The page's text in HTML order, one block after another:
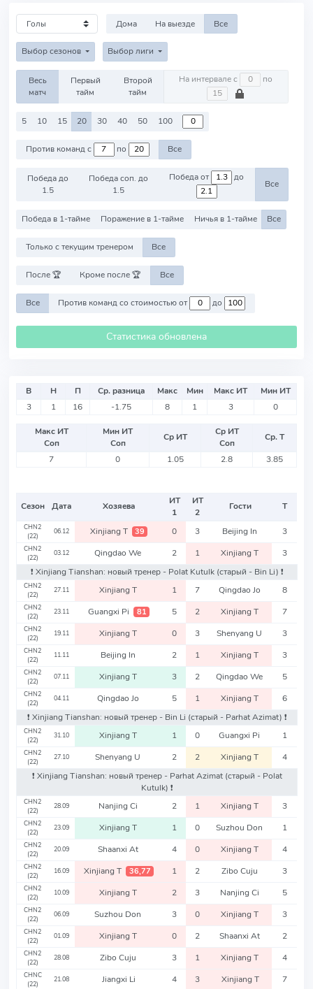
Дома На выезде Все
Выбор сезонов Выбор лиги
Весь
матч
Первый
тайм
Второй
тайм
На интервале с по
5 10 15 20 30 40 50 100
Против команд с по Все
Победа до
1.5
Победа соп. до
1.5
Победа от до
Все
Победа в 1-тайме Поражение в 1-тайме Ничья в 1-тайме Все
Только с текущим тренером Все
После 🏆 Кроме после 🏆 Все
Все Против команд со стоимостью от до
Статистика обновлена
В Н П Ср. разница Макс Мин Макс ИТ
Мин ИТ
3
1 16 -1.75 8 1 3 0
Макс ИТ
Соп
Мин ИТ
Соп
Ср ИТ
Ср ИТ
Соп
Ср. Т
7
0 1.05 2.8 3.85
Сезон Дата Хозяева
ИТ
1
ИТ
2
Гости Т
CHN2
(22)
06.12 Xinjiang T 39 0 3 Beijing In 3
CHN2
(22)
03.12 Qingdao We 2 1 Xinjiang T
3
❗️ Xinjiang Tianshan: новый тренер - Polat Kutulk (старый - Bin Li) ❗️
CHN2
(22)
27.11 Xinjiang T 1 7 Qingdao Jo 8
CHN2
(22)
23.11 Guangxi Pi 81 5 2 Xinjiang T 7
CHN2
(22)
19.11 Xinjiang T 0 3 Shenyang U 3
CHN2
(22)
11.11 Beijing In 2 1 Xinjiang T 3
CHN2
(22)
07.11 Xinjiang T 3 2 Qingdao We 5
CHN2
(22)
04.11 Qingdao Jo 5 1 Xinjiang T
6
❗️ Xinjiang Tianshan: новый тренер - Bin Li (старый - Parhat Azimat) ❗️
CHN2
(22)
31.10 Xinjiang T 1 0 Guangxi Pi 1
CHN2
(22)
27.10 Shenyang U 2 2 Xinjiang T
4
❗️ Xinjiang Tianshan: новый тренер - Parhat Azimat (старый - Polat
Kutulk) ❗️
CHN2
(22)
28.09 Nanjing Ci 2 1 Xinjiang T 3
CHN2
(22)
23.09 Xinjiang T 1 0 Suzhou Don 1
CHN2
(22)
20.09 Shaanxi At 4 0 Xinjiang T 4
CHN2
(22)
16.09 Xinjiang T 36,77 1 2 Zibo Cuju 3
CHN2
(22)
10.09 Xinjiang T 2 3 Nanjing Ci 5
CHN2
(22)
06.09 Suzhou Don 3 0 Xinjiang T 3
CHN2
(22)
01.09 Xinjiang T 0 2 Shaanxi At 2
CHN2
(22)
28.08 Zibo Cuju 3 1 Xinjiang T 4
CHNC
(22)
21.08 Jiangxi Li 4 3 Xinjiang T 7